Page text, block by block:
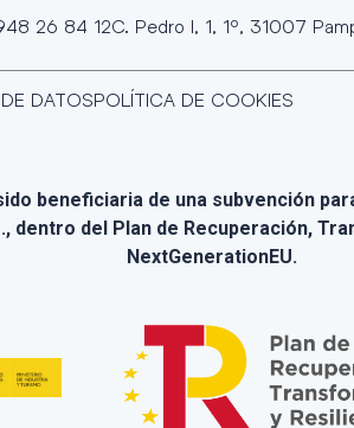
26 84 12C. Pedro I, 1, 1º, 31007
DATOSPOLÍTICA DE COOKIES
beneficiaria de una subvención
., dentro del Plan de Recuperación,
NextGenerationEU.